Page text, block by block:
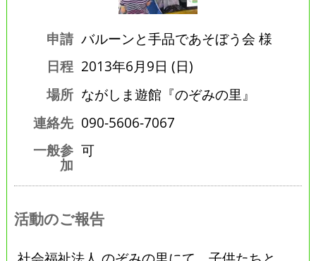
申請 バルーンと手品であそぼう会 様
日程 2013年6月9日 (日)
場所 ながしま遊館『のぞみの里』
連絡先 090-5606-7067
一般参
加
可
活動のご報告